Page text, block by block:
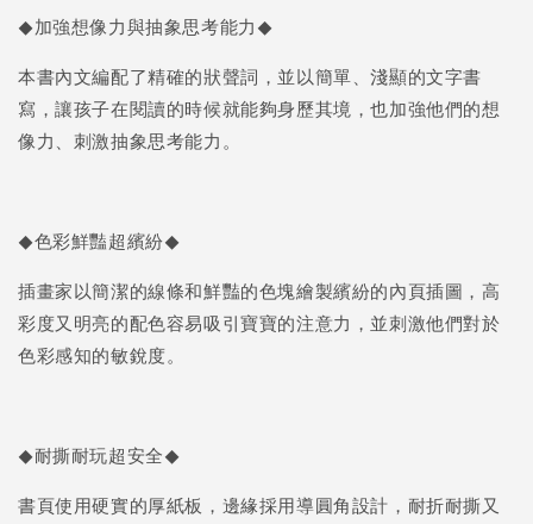
◆加強想像力與抽象思考能力◆
本書內文編配了精確的狀聲詞，並以簡單、淺顯的文字書
寫，讓孩子在閱讀的時候就能夠身歷其境，也加強他們的想
像力、刺激抽象思考能力。
◆色彩鮮豔超繽紛◆
插畫家以簡潔的線條和鮮豔的色塊繪製繽紛的內頁插圖，高
彩度又明亮的配色容易吸引寶寶的注意力，並刺激他們對於
色彩感知的敏銳度。
◆耐撕耐玩超安全◆
書頁使用硬實的厚紙板，邊緣採用導圓角設計，耐折耐撕又